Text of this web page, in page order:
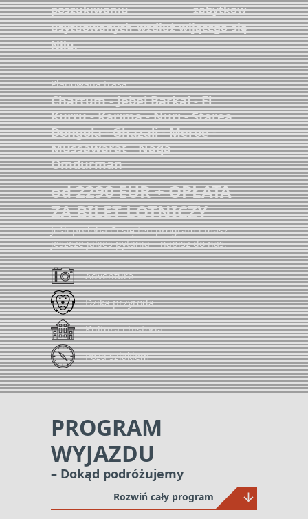
poszukiwaniu zabytków
usytuowanych wzdłuż wijącego się
Nilu.
Planowana trasa
Chartum - Jebel Barkal - El
Kurru - Karima - Nuri - Starea
Dongola - Ghazali - Meroe -
Mussawarat - Naqa -
Omdurman
od 2290 EUR + OPŁATA
ZA BILET LOTNICZY
Jeśli podoba Ci się ten program i masz
jeszcze jakieś pytania – napisz do nas.
Adventure
Dzika przyroda
Kultura i historia
Poza szlakiem
PROGRAM
WYJAZDU
– Dokąd podróżujemy
Rozwiń cały program